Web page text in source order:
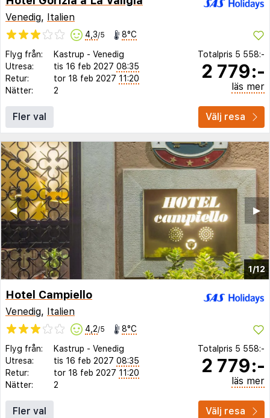
Venedig, Italien
4,3/5 8°C
Flyg från: Kastrup - Venedig
Utresa:
tis 16 feb 2027 08:35
Retur:
tor 18 feb 2027 11:20
Nätter:
2
Totalpris 5 558:-
2 779:-
läs mer
Fler val Välj resa
1/12
▶︎
◀︎
Hotel Campiello
Venedig, Italien
4,2/5 8°C
Flyg från: Kastrup - Venedig
Utresa:
tis 16 feb 2027 08:35
Retur:
tor 18 feb 2027 11:20
Nätter:
2
Totalpris 5 558:-
2 779:-
läs mer
Fler val Välj resa